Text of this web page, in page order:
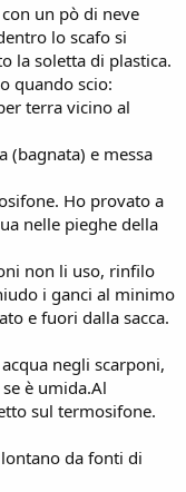
un pò di neve
lo scafo si
la soletta di plastica.
quando scio:
terra vicino al
(bagnata) e messa
Ho provato a
nelle pieghe della
non li uso, rinfilo
i ganci al minimo
e fuori dalla sacca.
negli scarponi,
è umida.Al
sul termosifone.
da fonti di